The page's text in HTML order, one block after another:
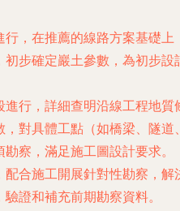
行，在推薦的線路方案基礎上
步確定巖土參數，為初步設
進行，詳細查明沿線工程地質
對具體工點（如橋梁、隧道
察，滿足施工圖設計要求。
配合施工開展針對性勘察，解
證和補充前期勘察資料。